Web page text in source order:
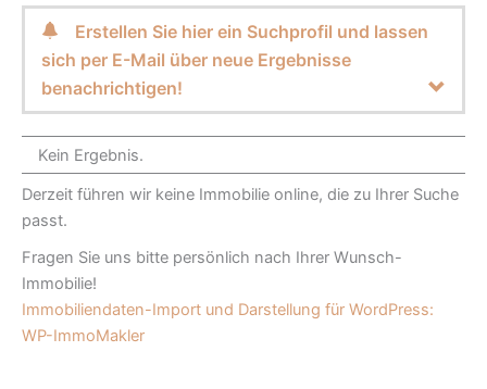
Erstellen Sie hier ein Suchprofil und lassen
sich per E-Mail über neue Ergebnisse
benachrichtigen!
Kein Ergebnis.
Derzeit führen wir keine Immobilie online, die zu Ihrer Suche
passt.
Fragen Sie uns bitte persönlich nach Ihrer Wunsch-
Immobilie!
Immobiliendaten-Import und Darstellung für WordPress:
WP-ImmoMakler